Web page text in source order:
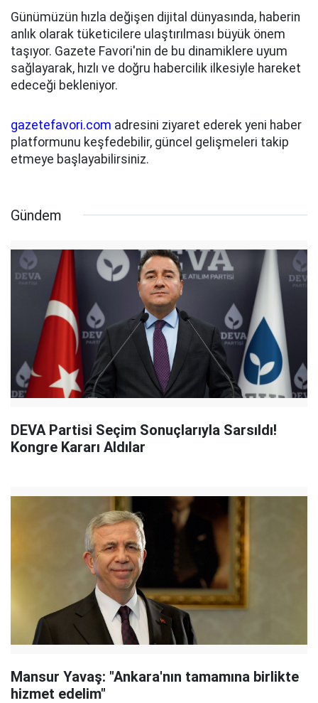
Günümüzün hızla değişen dijital dünyasında, haberin
anlık olarak tüketicilere ulaştırılması büyük önem
taşıyor. Gazete Favori'nin de bu dinamiklere uyum
sağlayarak, hızlı ve doğru habercilik ilkesiyle hareket
edeceği bekleniyor.
gazetefavori.com adresini ziyaret ederek yeni haber
platformunu keşfedebilir, güncel gelişmeleri takip
etmeye başlayabilirsiniz.
Gündem
DEVA Partisi Seçim Sonuçlarıyla Sarsıldı!
Kongre Kararı Aldılar
Mansur Yavaş: "Ankara'nın tamamına birlikte
hizmet edelim"